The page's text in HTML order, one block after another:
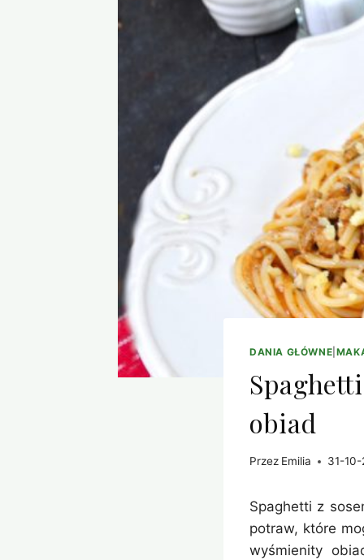
DANIA GŁÓWNE
obiad
Przez Emilia 31-10-
Spaghetti z
potraw, które
wyśmienity